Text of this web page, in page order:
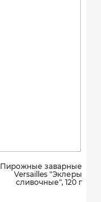
Пирожные заварные
Versailles "Эклеры
сливочные", 120 г